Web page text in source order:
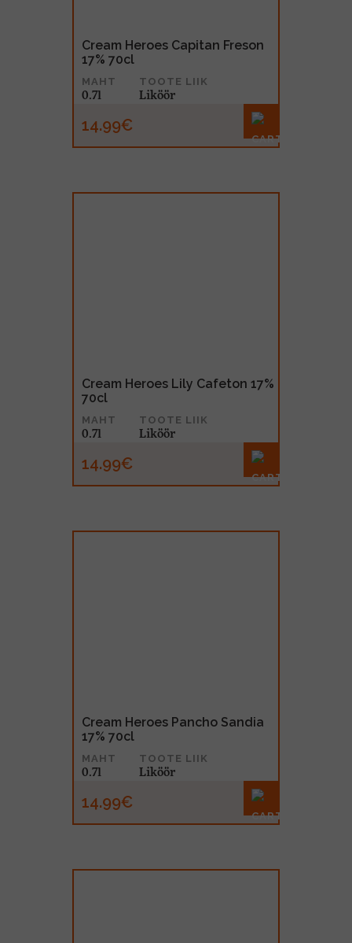
Cream Heroes Capitan Freson
17% 70cl
MAHT
0.7l
TOOTE LIIK
Liköör
14.99€
Cream Heroes Lily Cafeton 17%
70cl
MAHT
0.7l
TOOTE LIIK
Liköör
14.99€
Cream Heroes Pancho Sandia
17% 70cl
MAHT
0.7l
TOOTE LIIK
Liköör
14.99€